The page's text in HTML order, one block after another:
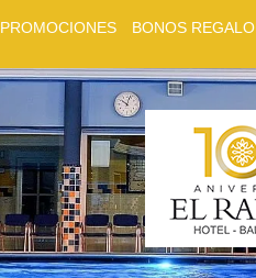
PROMOCIONES BONOS REGALO